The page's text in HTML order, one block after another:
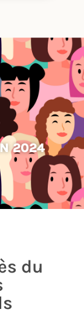
2024
du